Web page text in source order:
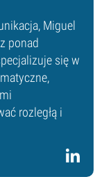
Miguel
ponad
się w
rozległą i